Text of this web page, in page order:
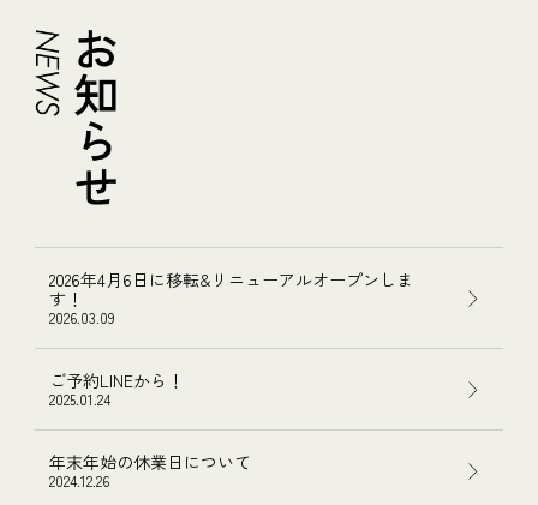
2026年4月6日に移転&リニューアルオープンしま
す！
2026.03.09
ご予約LINEから！
2025.01.24
年末年始の休業日について
2024.12.26